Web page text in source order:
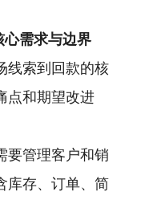
心需求与边界
线索到回款的核
点和期望改进
要管理客户和销
库存、订单、简